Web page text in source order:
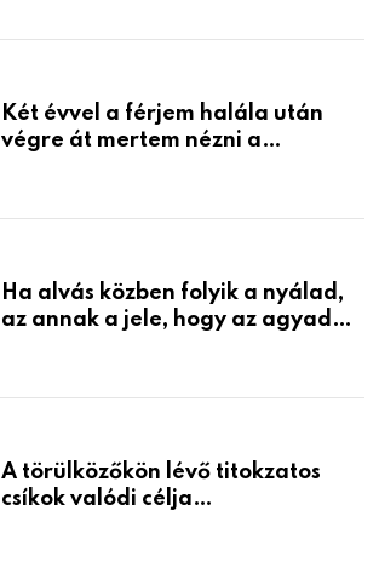
Két évvel a férjem halála után
végre át mertem nézni a
életemet
Ha alvás közben folyik a nyálad,
az annak a jele, hogy az agyad…
A törülközőkön lévő titokzatos
csíkok valódi célja…